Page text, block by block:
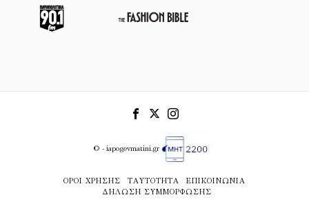
© - iapogevmatini.gr
ΌΡΟΙ ΧΡΉΣΗΣ ΤΑΥΤΌΤΗΤΑ
ΕΠΙΚΟΙΝΩΝΊΑ
ΔΉΛΩΣΗ ΣΥΜΜΌΡΦΩΣΗΣ